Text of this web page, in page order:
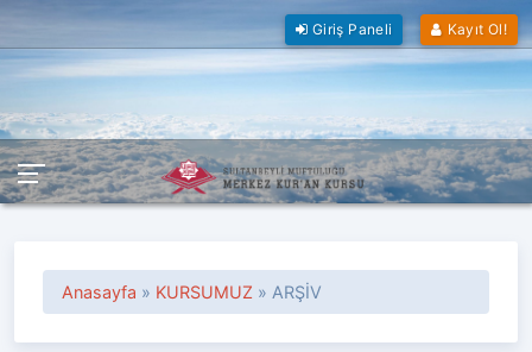
Giriş Paneli Kayıt Ol!
Anasayfa » KURSUMUZ » ARŞİV